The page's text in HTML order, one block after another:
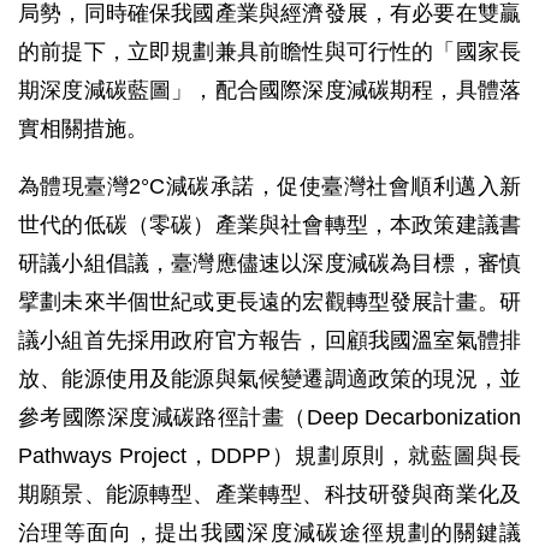
局勢，同時確保我國產業與經濟發展，有必要在雙贏
的前提下，立即規劃兼具前瞻性與可行性的「國家長
期深度減碳藍圖」，配合國際深度減碳期程，具體落
實相關措施。
為體現臺灣2°C減碳承諾，促使臺灣社會順利邁入新
世代的低碳（零碳）產業與社會轉型，本政策建議書
研議小組倡議，臺灣應儘速以深度減碳為目標，審慎
擘劃未來半個世紀或更長遠的宏觀轉型發展計畫。研
議小組首先採用政府官方報告，回顧我國溫室氣體排
放、能源使用及能源與氣候變遷調適政策的現況，並
參考國際深度減碳路徑計畫（Deep Decarbonization
Pathways Project，DDPP）規劃原則，就藍圖與長
期願景、能源轉型、產業轉型、科技研發與商業化及
治理等面向，提出我國深度減碳途徑規劃的關鍵議